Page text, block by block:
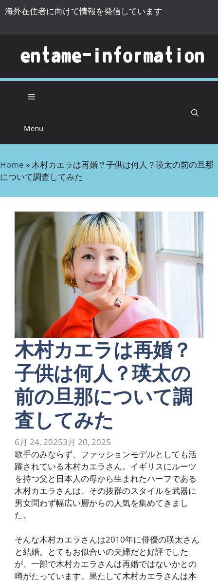
コンテンツへスキップ
海外在住者に向けて情報を発信しています
Menu
Home »木村カエラは再婚？子供は何人？瑛太の前の旦那
について調査してみた
木村カエラは再婚？
子供は何人？瑛太の
前の旦那について調
査してみた
6月 24, 20253月 20, 2025
歌手のみならず、ファッションモデルとしても活
躍されている木村カエラさん。イギリスにルーツ
を持つ父と日本人の母から生まれたハーフである
木村カエラさんは、その抜群のスタイルを武器に
男女問わず幅広い層からの人気を集めてきまし
た。
そんな木村カエラさんは2010年に俳優の瑛太さん
と結婚。とてもお似合いの夫婦だと好評でした
が、一部で木村カエラさんは再婚ではないかとの
噂がたっています。果たして木村カエラさんは本